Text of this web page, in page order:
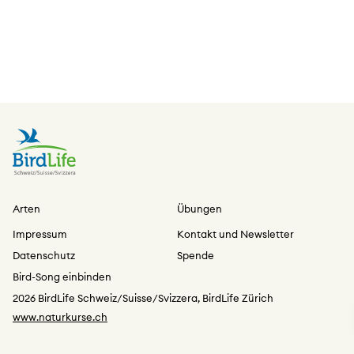
Arten
Übungen
Impressum
Kontakt und Newsletter
Datenschutz
Spende
Bird-Song einbinden
2026 BirdLife Schweiz/Suisse/Svizzera, BirdLife Zürich
www.naturkurse.ch